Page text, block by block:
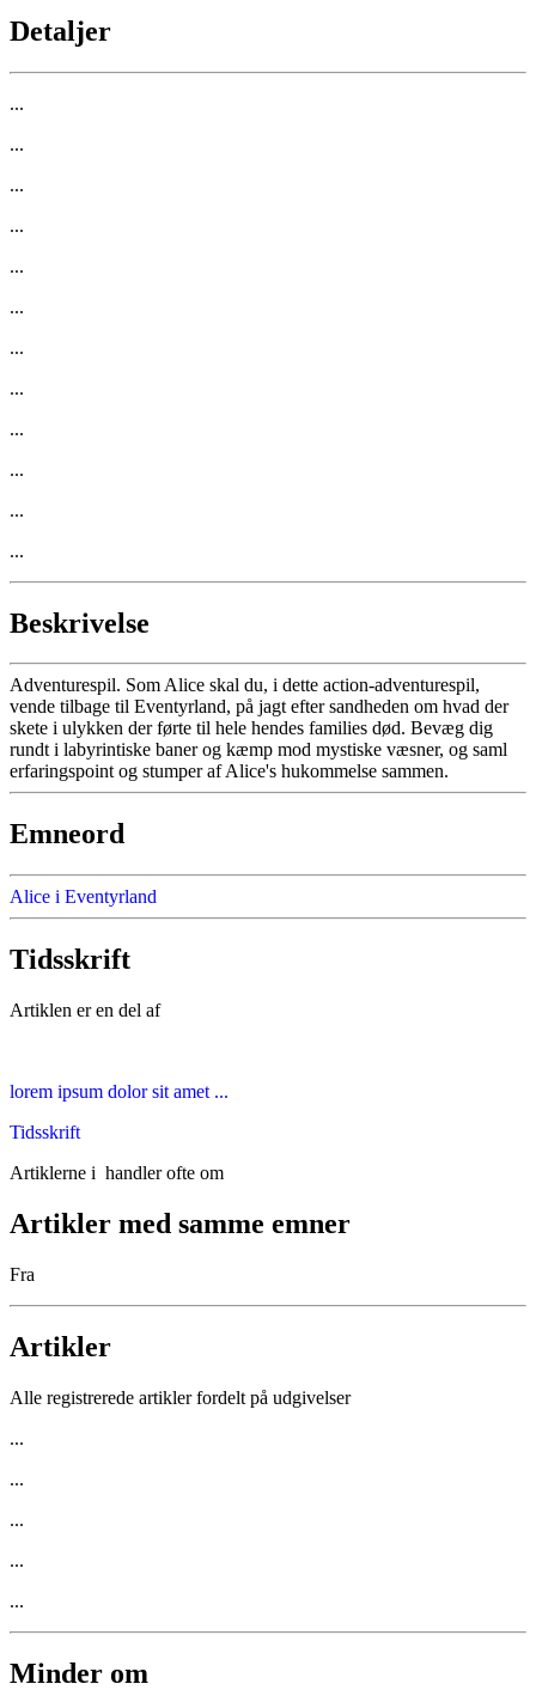
Detaljer
...
...
...
...
...
...
...
...
...
...
...
...
Beskrivelse
Adventurespil. Som Alice skal du, i dette action-adventurespil,
vende tilbage til Eventyrland, på jagt efter sandheden om hvad der
skete i ulykken der førte til hele hendes families død. Bevæg dig
rundt i labyrintiske baner og kæmp mod mystiske væsner, og saml
erfaringspoint og stumper af Alice's hukommelse sammen.
Emneord
Alice i Eventyrland
Tidsskrift
Artiklen er en del af
lorem ipsum dolor sit amet ...
Tidsskrift
Artiklerne i handler ofte om
Artikler med samme emner
Fra
Artikler
Alle registrerede artikler fordelt på udgivelser
...
...
...
...
...
Minder om